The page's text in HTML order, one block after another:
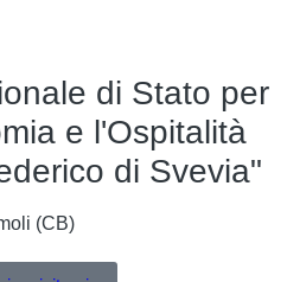
di Stato per
e l'Ospitalità
di Svevia"
(CB)